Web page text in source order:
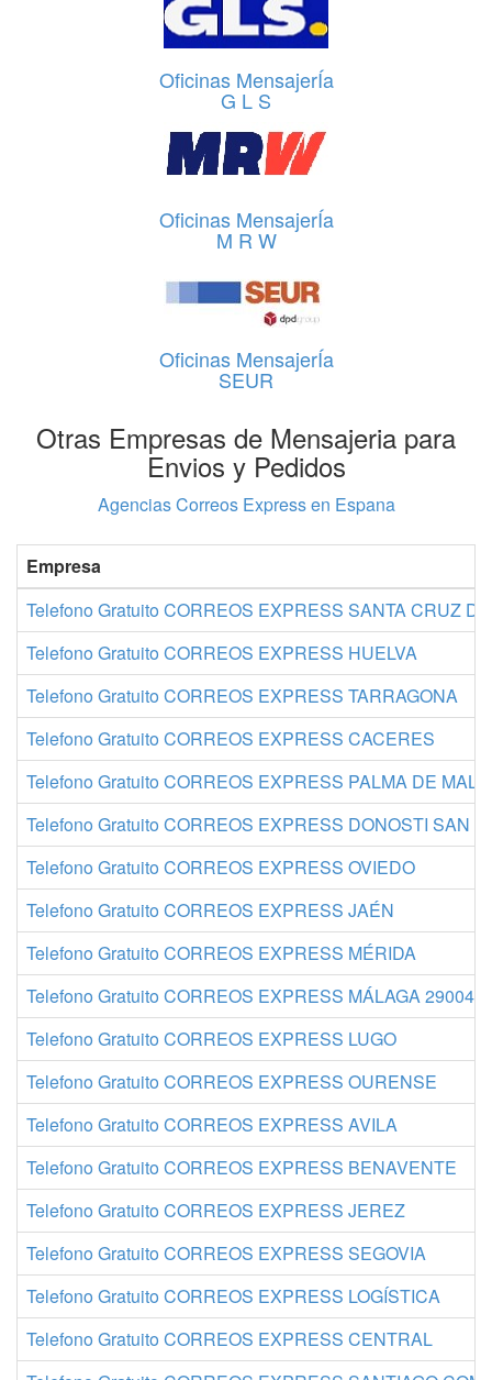
Oficinas MensajerÍa
G L S
Oficinas MensajerÍa
M R W
Oficinas MensajerÍa
SEUR
Otras Empresas de Mensajeria para
Envios y Pedidos
Agencias Correos Express en Espana
Empresa
Telefono Gratuito CORREOS EXPRESS SANTA CRUZ
Telefono Gratuito CORREOS EXPRESS HUELVA
Telefono Gratuito CORREOS EXPRESS TARRAGONA
Telefono Gratuito CORREOS EXPRESS CACERES
Telefono Gratuito CORREOS EXPRESS PALMA DE
Telefono Gratuito CORREOS EXPRESS DONOSTI SAN
Telefono Gratuito CORREOS EXPRESS OVIEDO
Telefono Gratuito CORREOS EXPRESS JAÉN
Telefono Gratuito CORREOS EXPRESS MÉRIDA
Telefono Gratuito CORREOS EXPRESS MÁLAGA 29004
Telefono Gratuito CORREOS EXPRESS LUGO
Telefono Gratuito CORREOS EXPRESS OURENSE
Telefono Gratuito CORREOS EXPRESS AVILA
Telefono Gratuito CORREOS EXPRESS BENAVENTE
Telefono Gratuito CORREOS EXPRESS JEREZ
Telefono Gratuito CORREOS EXPRESS SEGOVIA
Telefono Gratuito CORREOS EXPRESS LOGÍSTICA
Telefono Gratuito CORREOS EXPRESS CENTRAL